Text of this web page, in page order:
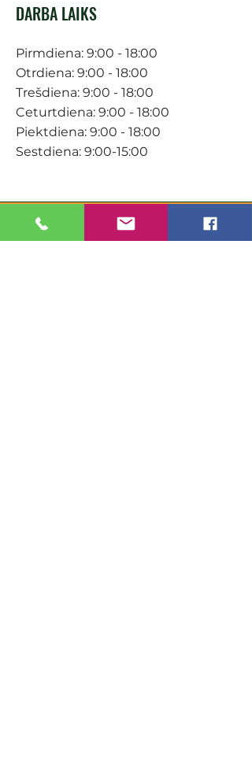
DARBA LAIKS
Pirmdiena: 9:00 - 18:00
Otrdiena: 9:00 - 18:00
Trešdiena: 9:00 - 18:00
Ceturtdiena: 9:00 - 18:00
Piektdiena: 9:00 - 18:00
Sestdiena: 9:00-15:00
KONTAKTI